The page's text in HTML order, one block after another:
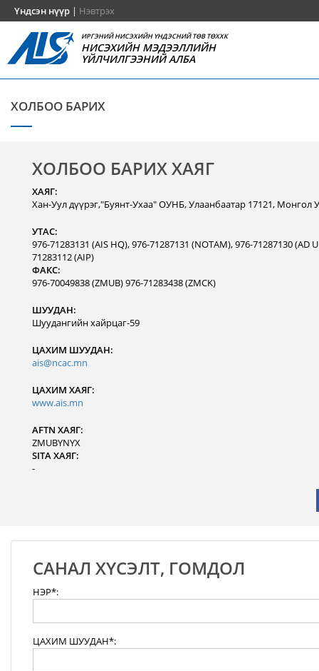
Үндсэн нүүр | Нэвтрэх
ИРГЭНИЙ НИСЭХИЙН ҮНДЭСНИЙ ТӨВ ТӨХХК
НИСЭХИЙН МЭДЭЭЛЛИЙН
ҮЙЛЧИЛГЭЭНИЙ АЛБА
ХОЛБОО БАРИХ
ХОЛБОО БАРИХ ХАЯГ
ХАЯГ:
Хан-Уул дүүрэг,"Буянт-Ухаа" ОУНБ, Улаанбаатар 17121, Монгол
УТАС:
976-71283131 (AIS HQ), 976-71287131 (NOTAM), 976-71287130 (AD
71283112 (AIP)
ФАКС:
976-70049838 (ZMUB) 976-71283438 (ZMCK)
ШУУДАН:
Шуудангийн хайрцаг-59
ЦАХИМ ШУУДАН:
ais@ncac.mn
ЦАХИМ ХАЯГ:
www.ais.mn
AFTN ХАЯГ:
ZMUBYNYX
SITA ХАЯГ:
-
САНАЛ ХҮСЭЛТ, ГОМДОЛ
НЭР*:
ЦАХИМ ШУУДАН*: